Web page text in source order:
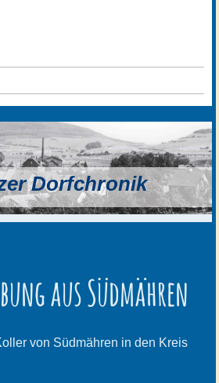
Dorfchronik
aus Südmähren
von Südmähren in den Kreis